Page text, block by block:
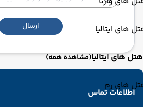
های ایتالیا
هتل های ایتالیا(مشاهده همه)
های رم
ارسال
اطلاعات تماس